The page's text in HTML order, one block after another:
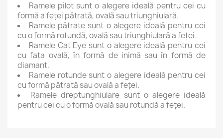
Ramele pilot sunt o alegere ideală pentru cei cu
formă a feței pătrată, ovală sau triunghiulară.
Ramele pătrate sunt o alegere ideală pentru cei
cu o formă rotundă, ovală sau triunghiulară a feței.
Ramele Cat Eye sunt o alegere ideală pentru cei
cu fața ovală, în formă de inimă sau în formă de
diamant.
Ramele rotunde sunt o alegere ideală pentru cei
cu formă pătrată sau ovală a feței.
Ramele dreptunghiulare sunt o alegere ideală
pentru cei cu o formă ovală sau rotundă a feței.